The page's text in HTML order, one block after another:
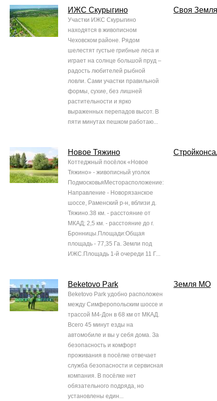
ИЖС Скурыгино
Участки ИЖС Скурыгино
находятся в живописном
Чеховском районе. Рядом
шелестят густые грибные леса и
играет на солнце большой пруд –
радость любителей рыбной
ловли. Сами участки правильной
формы, сухие, без лишней
растительности и ярко
выраженных перепадов высот. В
пяти минутах пешком работаю...
Своя Земля
Новое Тяжино
Коттеджный посёлок «Новое
Тяжино» - живописный уголок
ПодмосковьяМесторасположение:
Направление - Новорязанское
шоссе, Раменский р-н, вблизи д.
Тяжино.38 км. - расстояние от
МКАД; 2,5 км. - расстояние до г.
Бронницы.Площади:Общая
площадь - 77,35 Га. Земли под
ИЖС.Площадь 1-й очереди 11 Г...
Beketovo Park
Beketovo Park удобно расположен
между Симферопольским шоссе и
трассой М4-Дон в 68 км от МКАД.
Всего 45 минут езды на
автомобиле и вы у себя дома. За
безопасность и комфорт
проживания в посёлке отвечает
служба безопасности и сервисная
компания. В посёлке нет
обязательного подряда, но
установлены един...
Земля МО